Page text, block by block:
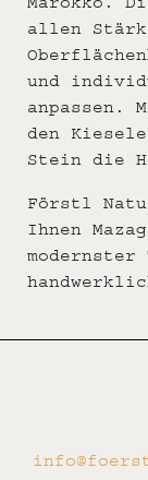
allen
und
anpassen.
den
Stein die
Förstl
Ihnen